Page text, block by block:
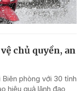
chủ quyền, an
phòng với 30 tỉnh
hiệu quả lãnh đạo